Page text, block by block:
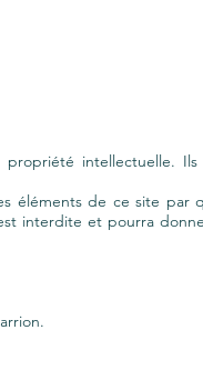
intellectuelle. Ils
éléments de ce site par
interdite et pourra